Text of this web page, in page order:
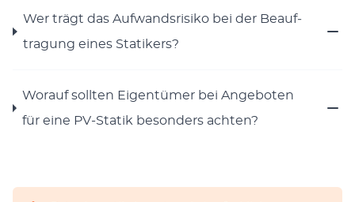
Wer trägt das Aufwand­srisiko bei der Beauf­
tra­gung eines Sta­tik­ers?
Worauf soll­ten Eigen­tümer bei Ange­boten
für eine PV-Sta­tik beson­ders acht­en?